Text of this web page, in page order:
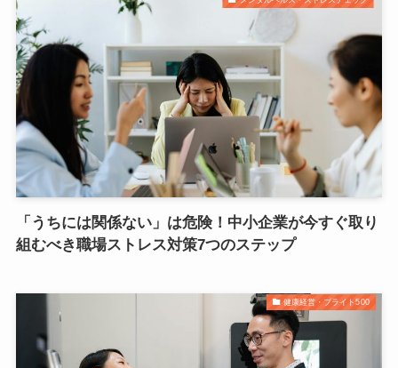
「うちには関係ない」は危険！中小企業が今すぐ取り
組むべき職場ストレス対策7つのステップ
健康経営・ブライト500